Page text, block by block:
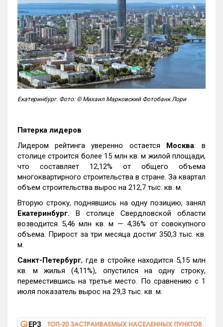
Екатеринбург. Фото: © Михаил Марковский Фотобанк Лори
Пятерка лидеров
Лидером рейтинга уверенно остается Москва: в
столице строится более 15 млн кв. м жилой площади,
что составляет 12,12% от общего объема
многоквартирного строительства в стране. За квартал
объем строительства вырос на 212,7 тыс. кв. м.
Вторую строку, поднявшись на одну позицию, занял
Екатеринбург. В столице Свердловской области
возводится 5,46 млн кв. м — 4,36% от совокупного
объема. Прирост за три месяца достиг 350,3 тыс. кв.
м.
Санкт-Петербург, где в стройке находится 5,15 млн
кв. м жилья (4,11%), опустился на одну строку,
переместившись на третье место. По сравнению с 1
июля показатель вырос на 29,3 тыс. кв. м.